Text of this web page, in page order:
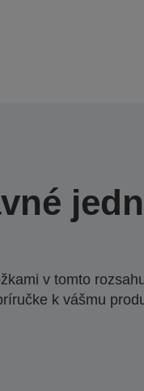
v tomto
k vášmu